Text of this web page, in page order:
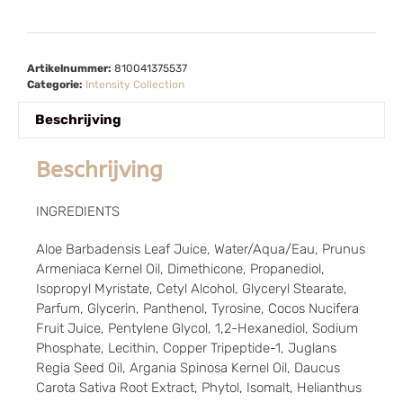
Artikelnummer: 810041375537
Categorie: Intensity Collection
Beschrijving
Beschrijving
INGREDIENTS
Aloe Barbadensis Leaf Juice, Water/Aqua/Eau, Prunus
Armeniaca Kernel Oil, Dimethicone, Propanediol,
Isopropyl Myristate, Cetyl Alcohol, Glyceryl Stearate,
Parfum, Glycerin, Panthenol, Tyrosine, Cocos Nucifera
Fruit Juice, Pentylene Glycol, 1,2-Hexanediol, Sodium
Phosphate, Lecithin, Copper Tripeptide-1, Juglans
Regia Seed Oil, Argania Spinosa Kernel Oil, Daucus
Carota Sativa Root Extract, Phytol, Isomalt, Helianthus